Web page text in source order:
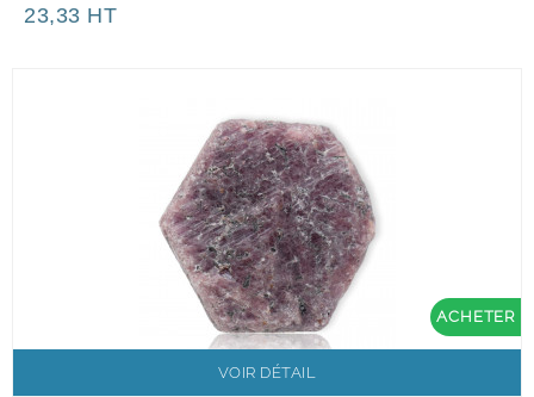
23,33 HT
ACHETER
VOIR DÉTAIL